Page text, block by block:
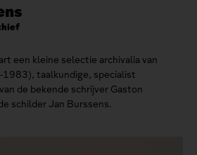
een kleine selectie archivalia van
taalkundige, specialist
de bekende schrijver Gaston
schilder Jan Burssens.